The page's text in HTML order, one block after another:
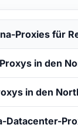
Proxies für
in den
in den
Datacenter-